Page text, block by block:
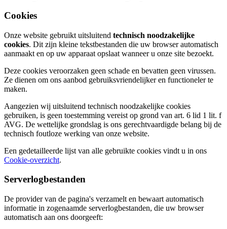
Cookies
Onze website gebruikt uitsluitend technisch noodzakelijke
cookies. Dit zijn kleine tekstbestanden die uw browser automatisch
aanmaakt en op uw apparaat opslaat wanneer u onze site bezoekt.
Deze cookies veroorzaken geen schade en bevatten geen virussen.
Ze dienen om ons aanbod gebruiksvriendelijker en functioneler te
maken.
Aangezien wij uitsluitend technisch noodzakelijke cookies
gebruiken, is geen toestemming vereist op grond van art. 6 lid 1 lit. f
AVG. De wettelijke grondslag is ons gerechtvaardigde belang bij de
technisch foutloze werking van onze website.
Een gedetailleerde lijst van alle gebruikte cookies vindt u in ons
Cookie-overzicht.
Serverlogbestanden
De provider van de pagina's verzamelt en bewaart automatisch
informatie in zogenaamde serverlogbestanden, die uw browser
automatisch aan ons doorgeeft: